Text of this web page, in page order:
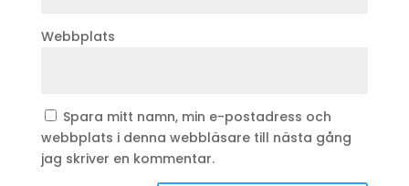
Webbplats
Spara mitt namn, min e-postadress och
webbplats i denna webbläsare till nästa gång
jag skriver en kommentar.